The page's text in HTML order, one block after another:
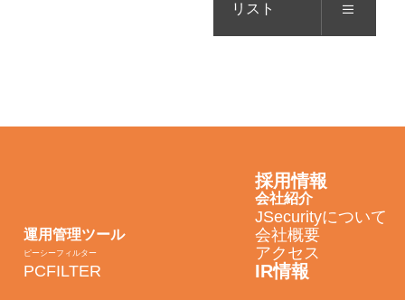
リスト
運用管理ツール
ピーシーフィルター
PCFILTER
採用情報
会社紹介
JSecurityについて
会社概要
アクセス
IR情報